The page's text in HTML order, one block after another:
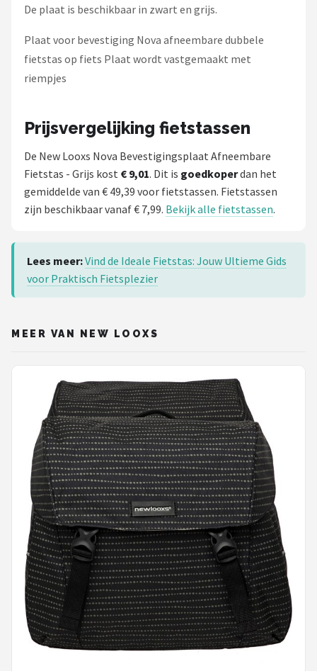
De plaat is beschikbaar in zwart en grijs.
Plaat voor bevestiging Nova afneembare dubbele
fietstas op fiets Plaat wordt vastgemaakt met
riempjes
Prijsvergelijking fietstassen
De New Looxs Nova Bevestigingsplaat Afneembare
Fietstas - Grijs kost € 9,01. Dit is goedkoperdan het
gemiddelde van € 49,39 voor fietstassen. Fietstassen
zijn beschikbaar vanaf € 7,99. Bekijk alle fietstassen.
Lees meer:Vind de Ideale Fietstas: Jouw Ultieme Gids
voor Praktisch Fietsplezier
MEER VAN NEW LOOXS